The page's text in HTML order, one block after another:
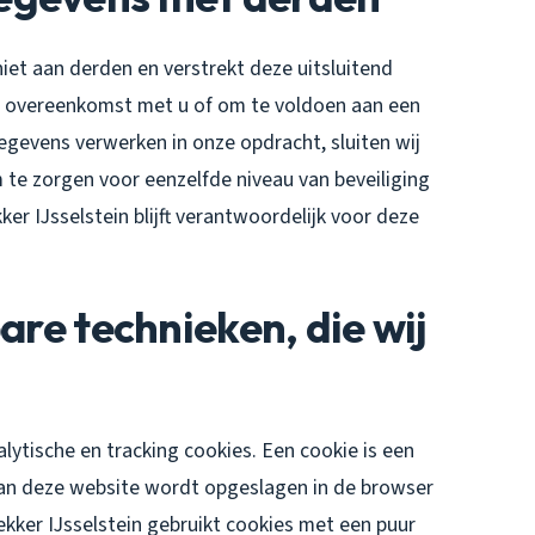
aan derden en verstrekt deze uitsluitend
met u of om te voldoen aan een
verwerken in onze opdracht, sluiten wij
zorgen voor eenzelfde niveau van beveiliging
IJsselstein blijft verantwoordelijk voor deze
technieken, die wij
en tracking cookies. Een cookie is een
deze website wordt opgeslagen in de browser
IJsselstein gebruikt cookies met een puur